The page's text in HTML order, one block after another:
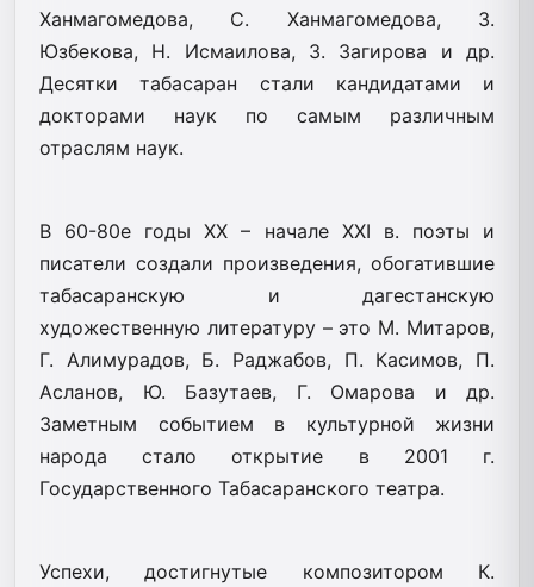
Ханмагомедова, С. Ханмагомедова, З.
Юзбекова, Н. Исмаилова, З. Загирова и др.
Десятки табасаран стали кандидатами и
докторами наук по самым различным
отраслям наук.
В 60-80е годы ХХ – начале XXI в. поэты и
писатели создали произведения, обогатившие
табасаранскую и дагестанскую
художественную литературу – это М. Митаров,
Г. Алимурадов, Б. Раджабов, П. Касимов, П.
Асланов, Ю. Базутаев, Г. Омарова и др.
Заметным событием в культурной жизни
народа стало открытие в 2001 г.
Государственного Табасаранского театра.
Успехи, достигнутые композитором К.